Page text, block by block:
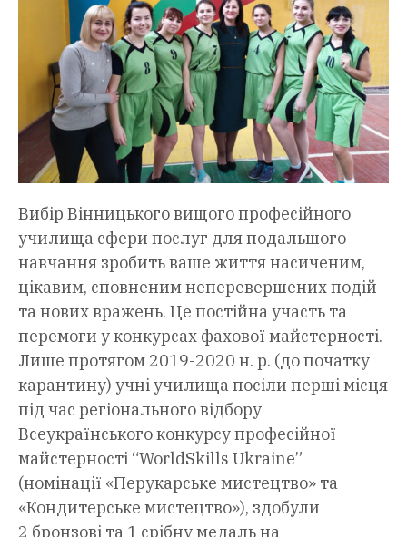
Вибір Вінницького вищого професійного
училища сфери послуг для подальшого
навчання зробить ваше життя насиченим,
цікавим, сповненим неперевершених подій
та нових вражень. Це постійна участь та
перемоги у конкурсах фахової майстерності.
Лише протягом 2019-2020 н. р. (до початку
карантину) учні училища посіли перші місця
під час регіонального відбору
Всеукраїнського конкурсу професійної
майстерності “WorldSkills Ukraine”
(номінації «Перукарське мистецтво» та
«Кондитерське мистецтво»), здобули
2 бронзові та 1 срібну медаль на